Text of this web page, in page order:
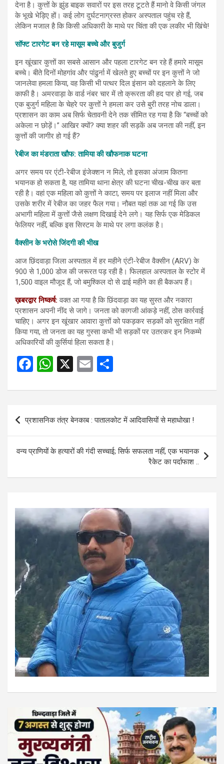
देना है। कुत्तों के झुंड बाइक सवारों पर इस तरह टूटते हैं मानो वे किसी जंगल
के भूखे भेड़िए हों। कई लोग दुर्घटनाग्रस्त होकर अस्पताल पहुंच रहे हैं,
लेकिन मजाल है कि किसी अधिकारी के माथे पर चिंता की एक लकीर भी खिंचे!
सॉफ्ट टारगेट बन रहे मासूम बच्चे और बुजुर्ग
इन खूंखार कुत्तों का सबसे आसान और पहला टारगेट बन रहे हैं हमारे मासूम
बच्चे। बीते दिनों मोहगांव और पांढुर्ना में खेलते हुए बच्चों पर इन कुत्तों ने जो
जानलेवा हमला किया, वह किसी भी पत्थर दिल इंसान को दहलाने के लिए
काफी है। अमरवाड़ा के वार्ड नंबर चार में तो क्रूरता की हद पार हो गई, जब
एक बुजुर्ग महिला के चेहरे पर कुत्तों ने हमला कर उसे बुरी तरह नोच डाला।
प्रशासन का काम अब सिर्फ चेतावनी देने तक सीमित रह गया है कि “बच्चों को
अकेला न छोड़ें।” आखिर क्यों? क्या शहर की सड़कें अब जनता की नहीं, इन
कुत्तों की जागीर हो गई हैं?
रेबीज का मंडराता खौफ: तामिया की खौफनाक घटना
अगर समय पर एंटी-रेबीज इंजेक्शन न मिले, तो इसका अंजाम कितना
भयानक हो सकता है, यह तामिया थाना क्षेत्र की घटना चीख-चीख कर बता
रही है। वहां एक महिला को कुत्तों ने काटा, समय पर इलाज नहीं मिला और
उसके शरीर में रेबीज का जहर फैल गया। नौबत यहां तक आ गई कि उस
अभागी महिला में कुत्तों जैसे लक्षण दिखाई देने लगे। यह सिर्फ एक मेडिकल
फेलियर नहीं, बल्कि इस सिस्टम के माथे पर लगा कलंक है।
वैक्सीन के भरोसे जिंदगी की भीख
आज छिंदवाड़ा जिला अस्पताल में हर महीने एंटी-रेबीज वैक्सीन (ARV) के
900 से 1,000 डोज की जरूरत पड़ रही है। फिलहाल अस्पताल के स्टोर में
1,500 वाइल मौजूद हैं, जो बमुश्किल दो से ढाई महीने का ही बैकअप हैं।
ख़बरद्वार निष्कर्ष: वक्त आ गया है कि छिंदवाड़ा का यह सुस्त और नकारा
प्रशासन अपनी नींद से जागे। जनता को कागजी आंकड़े नहीं, ठोस कार्रवाई
चाहिए। अगर इन खूंखार आवारा कुत्तों को पकड़कर सड़कों को सुरक्षित नहीं
किया गया, तो जनता का यह गुस्सा कभी भी सड़कों पर उतरकर इन निकम्मे
अधिकारियों की कुर्सियां हिला सकता है।
F
ce
o
o
k
W
at
s
A
p
p
X
E
ail ar
e
Post
navigation
प्रशासनिक तंत्र बेनकाब : पातालकोट में आदिवासियों से महाधोखा !
वन्य प्राणियों के हत्यारों की गंदी सच्चाई; सिर्फ सफलता नहीं, एक भयानक
रैकेट का पर्दाफाश ..